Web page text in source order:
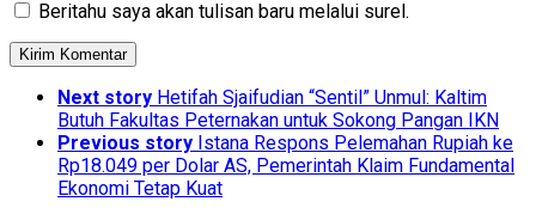
Beritahu saya akan tulisan baru melalui surel.
Next story Hetifah Sjaifudian “Sentil” Unmul: Kaltim
Butuh Fakultas Peternakan untuk Sokong Pangan IKN
Previous story Istana Respons Pelemahan Rupiah ke
Rp18.049 per Dolar AS, Pemerintah Klaim Fundamental
Ekonomi Tetap Kuat